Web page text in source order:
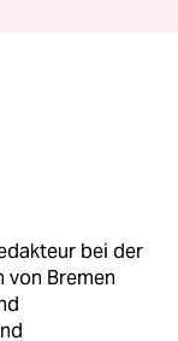
bei der
von Bremen